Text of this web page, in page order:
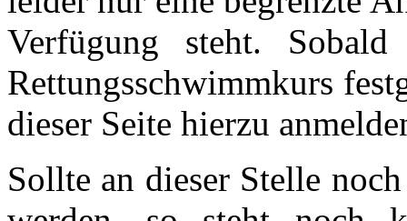
Verfügung steht.
Rettungsschwimmkurs
dieser Seite hierzu
Sollte an dieser Stelle